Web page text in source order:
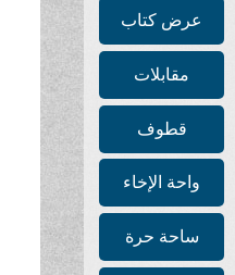
عرض كتاب
مقابلات
قطوف
واحة الإخاء
ساحة حرة